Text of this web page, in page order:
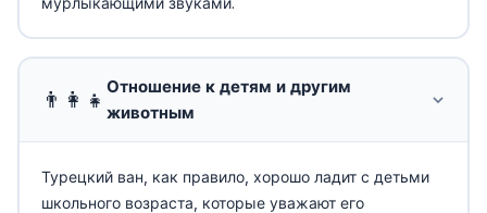
👨‍👩‍👧
Отношение к детям и другим
животным
Турецкий ван, как правило, хорошо ладит с детьми
школьного возраста, которые уважают его